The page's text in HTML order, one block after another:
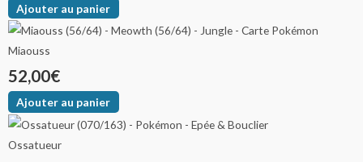
Ajouter au panier
Miaouss
52,00€
Ajouter au panier
Ossatueur